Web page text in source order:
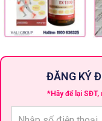
ĐĂNG KÝ
*Hãy để lại